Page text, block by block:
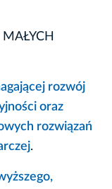
rozwój
oraz
rozwiązań
.